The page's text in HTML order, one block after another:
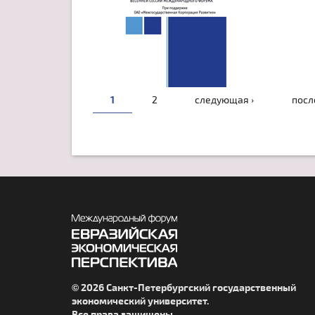
СТРАНИЦЫ
1 2 следующая ›
© 2026 Санкт-Петербургский государственный
экономический университет.